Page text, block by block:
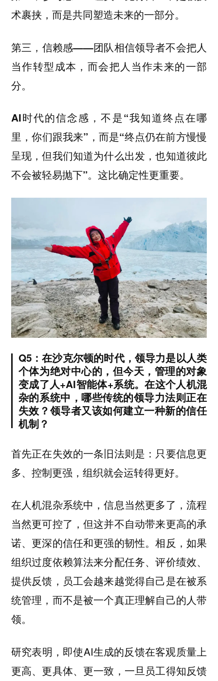
术裹挟，而是共同塑造未来的一部分。
第三，信赖感——团队相信领导者不会把人
当作转型成本，而会把人当作未来的一部
分。
AI时代的信念感，不是“我知道终点在哪
里，你们跟我来”，而是“终点仍在前方慢慢
呈现，但我们知道为什么出发，也知道彼此
不会被轻易抛下”。这比确定性更重要。
Q5：在沙克尔顿的时代，领导力是以人类
个体为绝对中心的，但今天，管理的对象
变成了人+AI智能体+系统。在这个人机混
杂的系统中，哪些传统的领导力法则正在
失效？领导者又该如何建立一种新的信任
机制？
首先正在失效的一条旧法则是：只要信息更
多、控制更强，组织就会运转得更好。
在人机混杂系统中，信息当然更多了，流程
当然更可控了，但这并不自动带来更高的承
诺、更深的信任和更强的韧性。相反，如果
组织过度依赖算法来分配任务、评价绩效、
提供反馈，员工会越来越觉得自己是在被系
统管理，而不是被一个真正理解自己的人带
领。
研究表明，即使AI生成的反馈在客观质量上
更高、更具体、更一致，一旦员工得知反馈